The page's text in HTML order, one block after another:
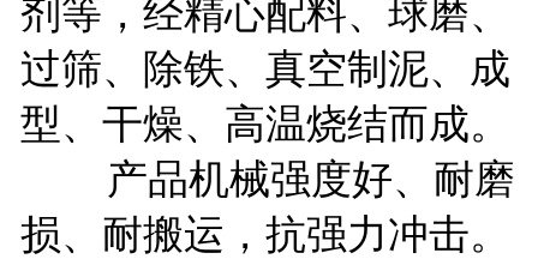
剂等，经精心配料、球磨、
过筛、除铁、真空制泥、成
型、干燥、高温烧结而成。
产品机械强度好、耐磨
损、耐搬运，抗强力冲击。